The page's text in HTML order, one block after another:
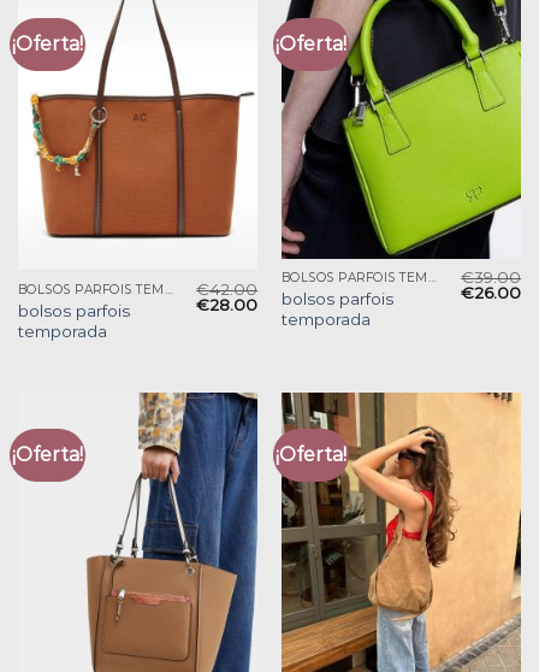
¡Oferta!
BOLSOS PARFOIS TEMPORADA
bolsos parfois
temporada
€42.00
€28.00
¡Oferta!
BOLSOS PARFOIS TEMPORADA
bolsos parfois
temporada
€39.00
€26.00
¡Oferta! ¡Oferta!